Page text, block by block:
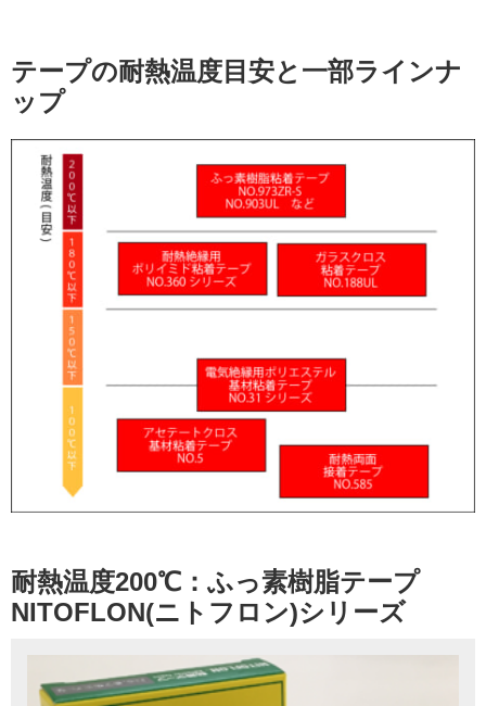
テープの耐熱温度目安と一部ラインナ
ップ
耐熱温度200℃：ふっ素樹脂テープ
NITOFLON(ニトフロン)シリーズ